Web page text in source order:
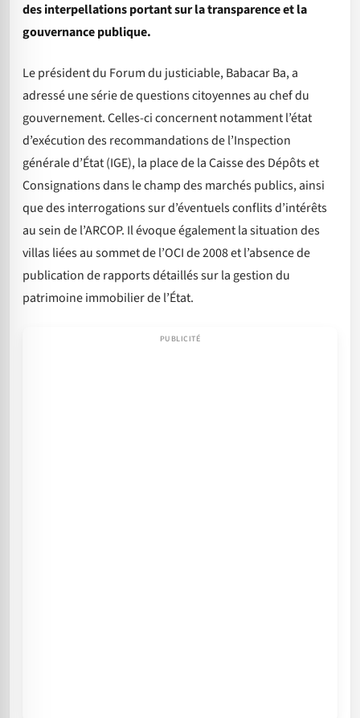
des interpellations portant sur la transparence et la
gouvernance publique.
Le président du Forum du justiciable, Babacar Ba, a
adressé une série de questions citoyennes au chef du
gouvernement. Celles-ci concernent notamment l’état
d’exécution des recommandations de l’Inspection
générale d’État (IGE), la place de la Caisse des Dépôts et
Consignations dans le champ des marchés publics, ainsi
que des interrogations sur d’éventuels conflits d’intérêts
au sein de l’ARCOP. Il évoque également la situation des
villas liées au sommet de l’OCI de 2008 et l’absence de
publication de rapports détaillés sur la gestion du
patrimoine immobilier de l’État.